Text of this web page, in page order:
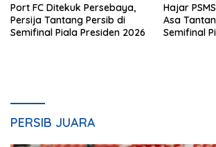
Port FC Ditekuk Persebaya,
Persija Tantang Persib di
Semifinal Piala Presiden 2026
Hajar
Asa
Semifinal
PERSIB JUARA